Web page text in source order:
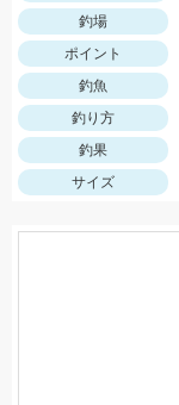
釣場
ポイント
釣魚
釣り方
釣果
サイズ